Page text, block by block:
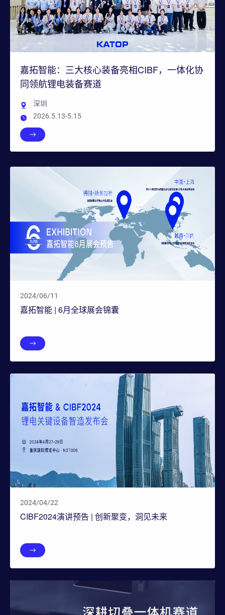
嘉拓智能：三大核心装备亮相CIBF，一体化协
同领航锂电装备赛道
深圳
2026.5.13-5.15
2024/06/11
嘉拓智能 | 6月全球展会锦囊
2024/04/22
CIBF2024演讲预告 | 创新聚变，洞见未来